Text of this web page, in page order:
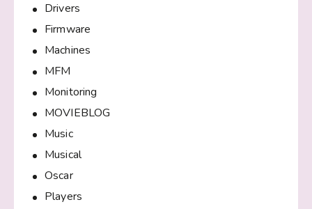
Drivers
Firmware
Machines
MFM
Monitoring
MOVIEBLOG
Music
Musical
Oscar
Players